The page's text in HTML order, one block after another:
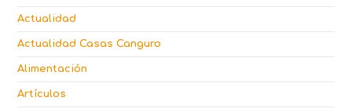
Actualidad
Actualidad Casas Canguro
Alimentación
Artículos